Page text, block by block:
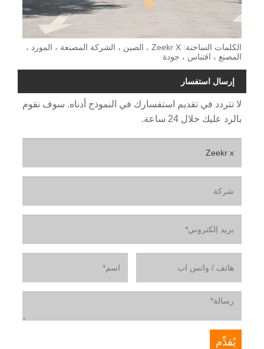
الكلمات الساخنة: Zeekr X ، الصين ، الشركة المصنعة ، المورد ،
المصنع ، اقتباس ، جودة
إرسال استفسار
لا تتردد في تقديم استفسارك في النموذج أدناه. سوف نقوم
بالرد عليك خلال 24 ساعة.